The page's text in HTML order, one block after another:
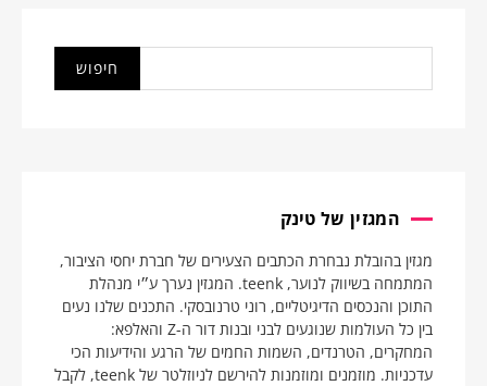
המגזין של טינק
מגזין בהובלת נבחרת הכתבים הצעירים של חברת יחסי הציבור,
המתמחה בשיווק לנוער, teenk. המגזין נערך ע״י מנהלת
התוכן והנכסים הדיגיטליים, רוני טרנובסקי. התכנים שלנו נעים
בין כל העולמות שנוגעים לבני ובנות דור ה-Z והאלפא:
המחקרים, הטרנדים, השמות החמים של הרגע והידיעות הכי
עדכניות. מוזמנים ומוזמנות להירשם לניוזלטר של teenk, לקבל